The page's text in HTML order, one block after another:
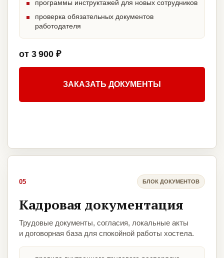
программы инструктажей для новых сотрудников
проверка обязательных документов
работодателя
от 3 900 ₽
ЗАКАЗАТЬ ДОКУМЕНТЫ
05 БЛОК ДОКУМЕНТОВ
Кадровая документация
Трудовые документы, согласия, локальные акты
и договорная база для спокойной работы хостела.